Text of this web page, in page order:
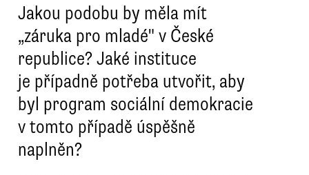
Jakou podobu by měla mít
„záruka pro mladé" v České
republice? Jaké instituce
je případně potřeba utvořit, aby
byl program sociální demokracie
v tomto případě úspěšně
naplněn?